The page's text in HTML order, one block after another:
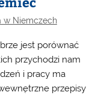
w Niemczech
jest porównać
przychodzi nam
i pracy ma
przepisy